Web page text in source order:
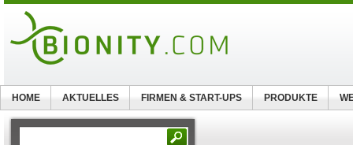
HOME AKTUELLES FIRMEN & START-UPS PRODUKTE